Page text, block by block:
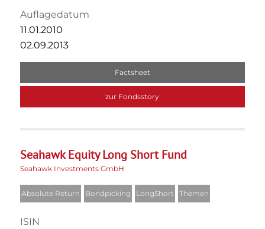
Auflagedatum
11.01.2010
02.09.2013
Factsheet
zur Fondsstory
Seahawk Equity Long Short Fund
Seahawk Investments GmbH
Absolute Return Bondpicking LongShort Themen
ISIN